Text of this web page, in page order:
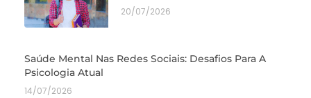
20/07/2026
Saúde Mental Nas Redes Sociais: Desafios Para A
Psicologia Atual
14/07/2026